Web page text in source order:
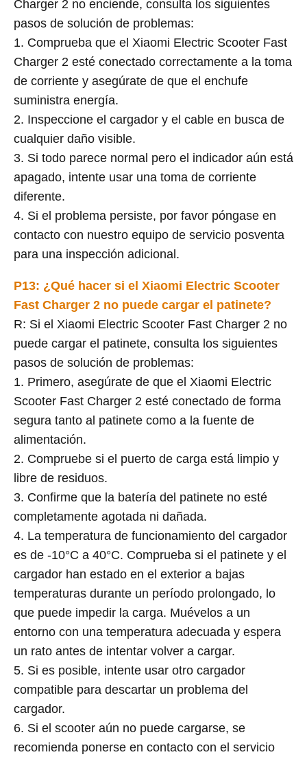
Charger 2 no enciende, consulta los siguientes
pasos de solución de problemas:
1. Comprueba que el Xiaomi Electric Scooter Fast
Charger 2 esté conectado correctamente a la toma
de corriente y asegúrate de que el enchufe
suministra energía.
2. Inspeccione el cargador y el cable en busca de
cualquier daño visible.
3. Si todo parece normal pero el indicador aún está
apagado, intente usar una toma de corriente
diferente.
4. Si el problema persiste, por favor póngase en
contacto con nuestro equipo de servicio posventa
para una inspección adicional.
P13: ¿Qué hacer si el Xiaomi Electric Scooter
Fast Charger 2 no puede cargar el patinete?
R: Si el Xiaomi Electric Scooter Fast Charger 2 no
puede cargar el patinete, consulta los siguientes
pasos de solución de problemas:
1. Primero, asegúrate de que el Xiaomi Electric
Scooter Fast Charger 2 esté conectado de forma
segura tanto al patinete como a la fuente de
alimentación.
2. Compruebe si el puerto de carga está limpio y
libre de residuos.
3. Confirme que la batería del patinete no esté
completamente agotada ni dañada.
4. La temperatura de funcionamiento del cargador
es de -10°C a 40°C. Comprueba si el patinete y el
cargador han estado en el exterior a bajas
temperaturas durante un período prolongado, lo
que puede impedir la carga. Muévelos a un
entorno con una temperatura adecuada y espera
un rato antes de intentar volver a cargar.
5. Si es posible, intente usar otro cargador
compatible para descartar un problema del
cargador.
6. Si el scooter aún no puede cargarse, se
recomienda ponerse en contacto con el servicio